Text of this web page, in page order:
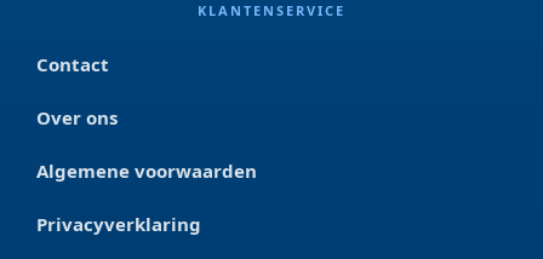
KLANTENSERVICE
Contact
Over ons
Algemene voorwaarden
Privacyverklaring